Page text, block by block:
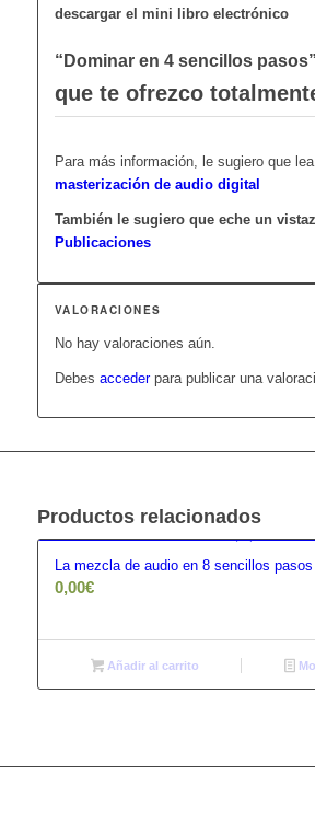
descargar el mini libro electrónico
“Dominar en 4 sencillos
que te ofrezco
Para más información, le sugiero que
masterización de audio digital
También le sugiero que eche un
Publicaciones
VALORACIONES
No hay valoraciones aún.
Debes accederpara publicar una
Productos relacionados
La mezcla de audio en 8 sencillos
0,00€
Añadir al carrito